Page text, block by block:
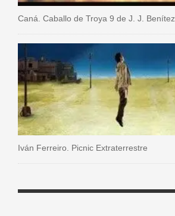
Caná. Caballo de Troya 9 de J. J. Benítez
Iván Ferreiro. Picnic Extraterrestre